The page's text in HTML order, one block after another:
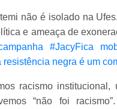
não é isolado na
e ameaça de
#JacyFica
resistência negra é um
racismo
“não foi